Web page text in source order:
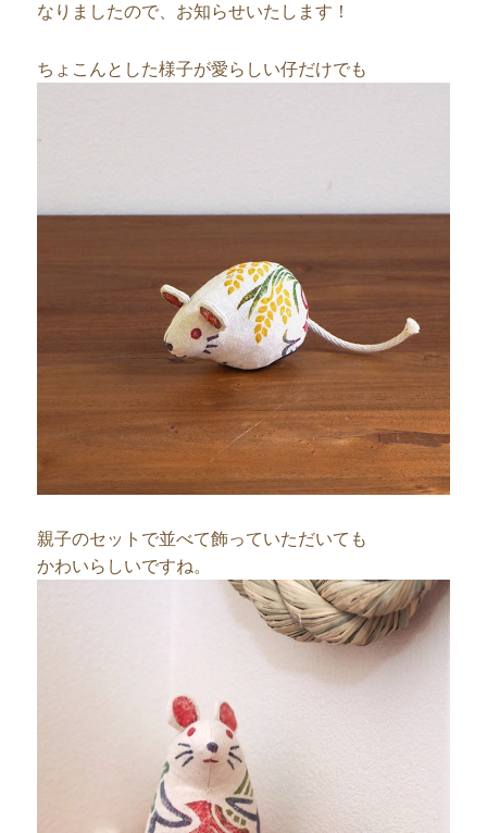
なりましたので、お知らせいたします！
ちょこんとした様子が愛らしい仔だけでも
親子のセットで並べて飾っていただいても
かわいらしいですね。